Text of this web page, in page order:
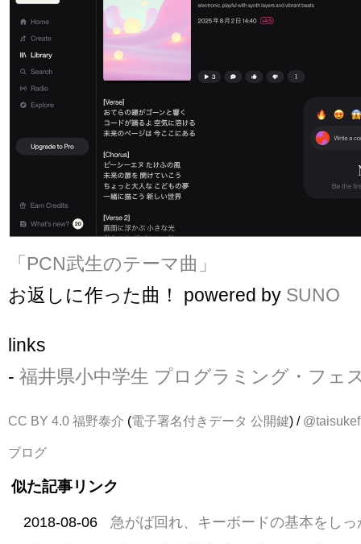
「PCN武生のテーマ曲」
お返しに作った曲！ powered by SUNO
links
- 福井県小中学生 プログラミング・フェ
CC BY 4.0 福野泰介 (電子署名付きデータ 公開鍵) / @taisukef
ブログ
似た記事リンク
2018-08-06
急がば回れ、キーボードの基本をし